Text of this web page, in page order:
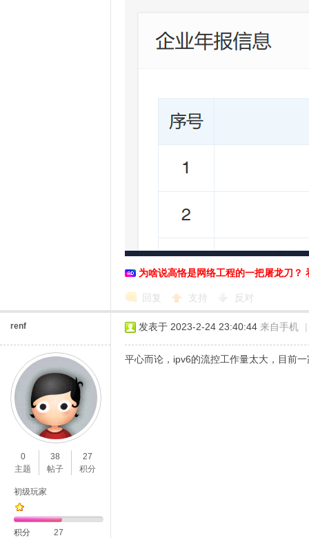
为啥说高恪是网络工程的一把屠龙刀？
回复 支持 反对
renf
0
主题
38
帖子
27
积分
初级玩家
积分 27
发表于 2023-2-24 23:40:44 来自手机 |
平心而论，ipv6的流控工作量太大，目前